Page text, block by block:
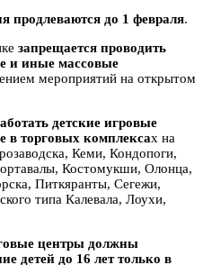
продлеваются до 1 февраля.
запрещается проводить
и иные массовые
мероприятий на открытом
детские игровые
в торговых комплексах на
Кеми, Кондопоги,
Костомукши, Олонца,
Питкяранты, Сегежи,
типа Калевала, Лоухи,
центры должны
детей до 16 лет только в